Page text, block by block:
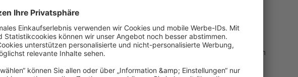
Datenformat:3,5 x 3,5 cm
Als Motivfarben sind eine bzw. zweiSonderfarbenwählbar.
Benennen Sie die Farbfelder mit der entsprechenden Zielfarbe aus dem